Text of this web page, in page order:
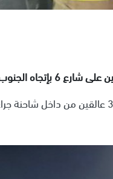
الجنوب.